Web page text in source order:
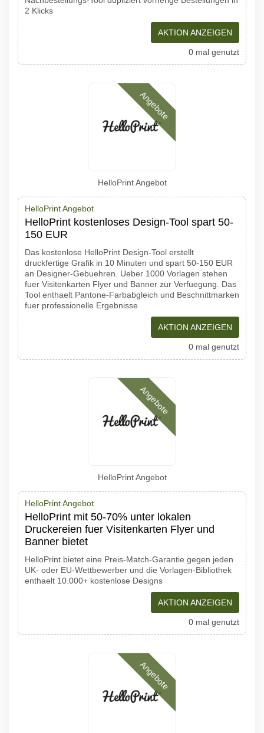
2 Klicks
AKTION ANZEIGEN
0 mal genutzt
Angebote
HelloPrint Angebot
HelloPrint Angebot
HelloPrint kostenloses Design-Tool spart 50-
150 EUR
Das kostenlose HelloPrint Design-Tool erstellt
druckfertige Grafik in 10 Minuten und spart 50-150 EUR
an Designer-Gebuehren. Ueber 1000 Vorlagen stehen
fuer Visitenkarten Flyer und Banner zur Verfuegung. Das
Tool enthaelt Pantone-Farbabgleich und Beschnittmarken
fuer professionelle Ergebnisse
AKTION ANZEIGEN
0 mal genutzt
Angebote
HelloPrint Angebot
HelloPrint Angebot
HelloPrint mit 50-70% unter lokalen
Druckereien fuer Visitenkarten Flyer und
Banner bietet
HelloPrint bietet eine Preis-Match-Garantie gegen jeden
UK- oder EU-Wettbewerber und die Vorlagen-Bibliothek
enthaelt 10.000+ kostenlose Designs
AKTION ANZEIGEN
0 mal genutzt
Angebote